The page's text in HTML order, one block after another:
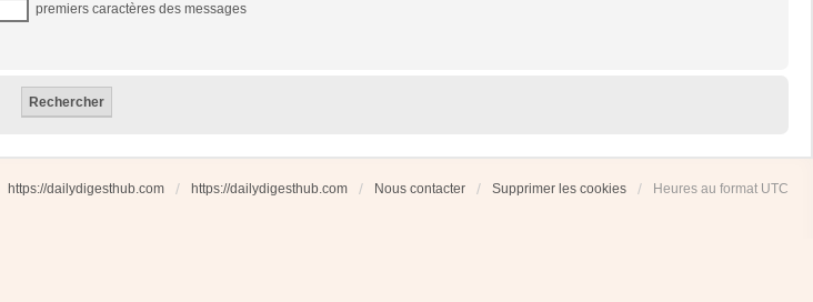
premiers caractères des messages
https://dailydigesthub.com https://dailydigesthub.com Nous contacter Supprimer les cookies Heures au format UTC